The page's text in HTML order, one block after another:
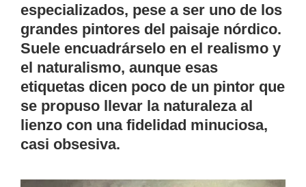
especializados, pese a ser uno de los
grandes pintores del paisaje nórdico.
Suele encuadrárselo en el realismo y
el naturalismo, aunque esas
etiquetas dicen poco de un pintor que
se propuso llevar la naturaleza al
lienzo con una fidelidad minuciosa,
casi obsesiva.